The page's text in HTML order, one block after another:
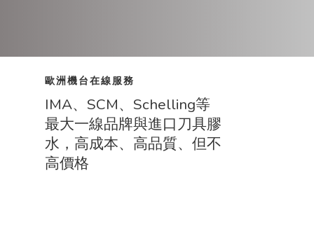
歐洲機台在線服務
IMA、SCM、Schelling等
最大一線品牌與進口刀具膠
水，高成本、高品質、但不
高價格